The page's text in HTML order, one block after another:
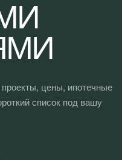
цены, ипотечные
список под вашу